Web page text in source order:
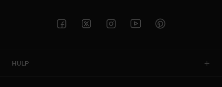
HULP